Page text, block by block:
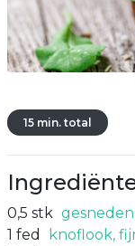
15 min. total
0,5 stk
1 fed
knoflook,